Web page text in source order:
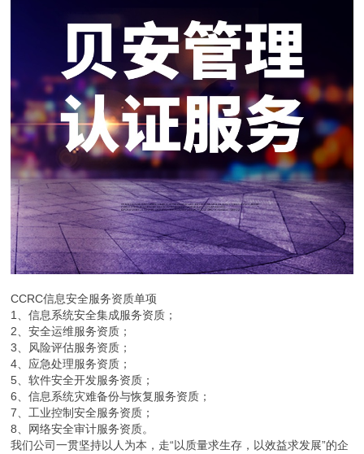
CCRC信息安全服务资质单项
1、信息系统安全集成服务资质；
2、安全运维服务资质；
3、风险评估服务资质；
4、应急处理服务资质；
5、软件安全开发服务资质；
6、信息系统灾难备份与恢复服务资质；
7、工业控制安全服务资质；
8、网络安全审计服务资质。
我们公司一贯坚持以人为本，走“以质量求生存，以效益求发展”的企